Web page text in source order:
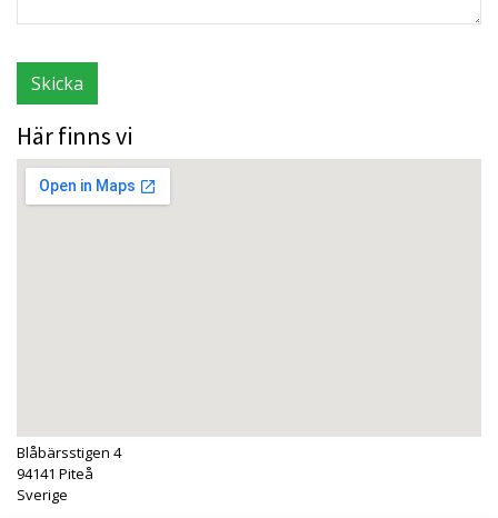
Här finns vi
Blåbärsstigen 4
94141 Piteå
Sverige